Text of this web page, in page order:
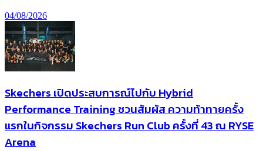
04/08/2026
Skechers เปิดประสบการณ์ไปกับ Hybrid
Performance Training ชวนสัมผัส ความท้าทายครั้ง
แรกในกิจกรรม Skechers Run Club ครั้งที่ 43 ณ RYSE
Arena